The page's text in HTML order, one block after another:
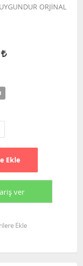
ORJİNAL
Ekle
ver
Ekle